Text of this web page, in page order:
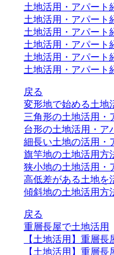
土地活用・アパート
土地活用・アパート
土地活用・アパート
土地活用・アパート
土地活用・アパート
土地活用・アパート
戻る
変形地で始める土地
三角形の土地活用・
台形の土地活用・ア
細長い土地の活用・
旗竿地の土地活用方
狭小地の土地活用・
高低差がある土地を
傾斜地の土地活用方
戻る
重層長屋で土地活用
【土地活用】重層長
【土地活用】重層長